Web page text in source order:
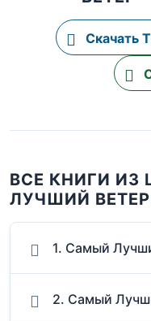
Скачать
ВСЕ КНИГИ
ЛУЧШИЙ
1. Самый
2. Самый